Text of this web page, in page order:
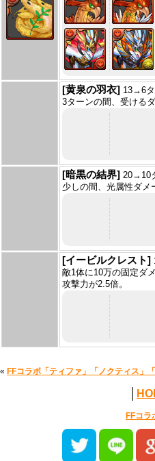
[黄泉の羽衣] 13→6
3ターンの間、受ける
[暗黒の結界] 20→10
少しの間、光属性ダメ
[イービルクレスト]
敵1体に10万の固定ダ
攻撃力が2.5倍。
« FFコラボ「ティファ」「ノクティス」
FFコラ